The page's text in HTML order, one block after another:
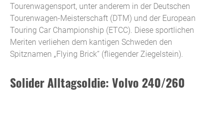
Tourenwagensport, unter anderem in der Deutschen
Tourenwagen-Meisterschaft (DTM) und der European
Touring Car Championship (ETCC). Diese sportlichen
Meriten verliehen dem kantigen Schweden den
Spitznamen „Flying Brick“ (fliegender Ziegelstein).
Solider Alltagsoldie: Volvo 240/260